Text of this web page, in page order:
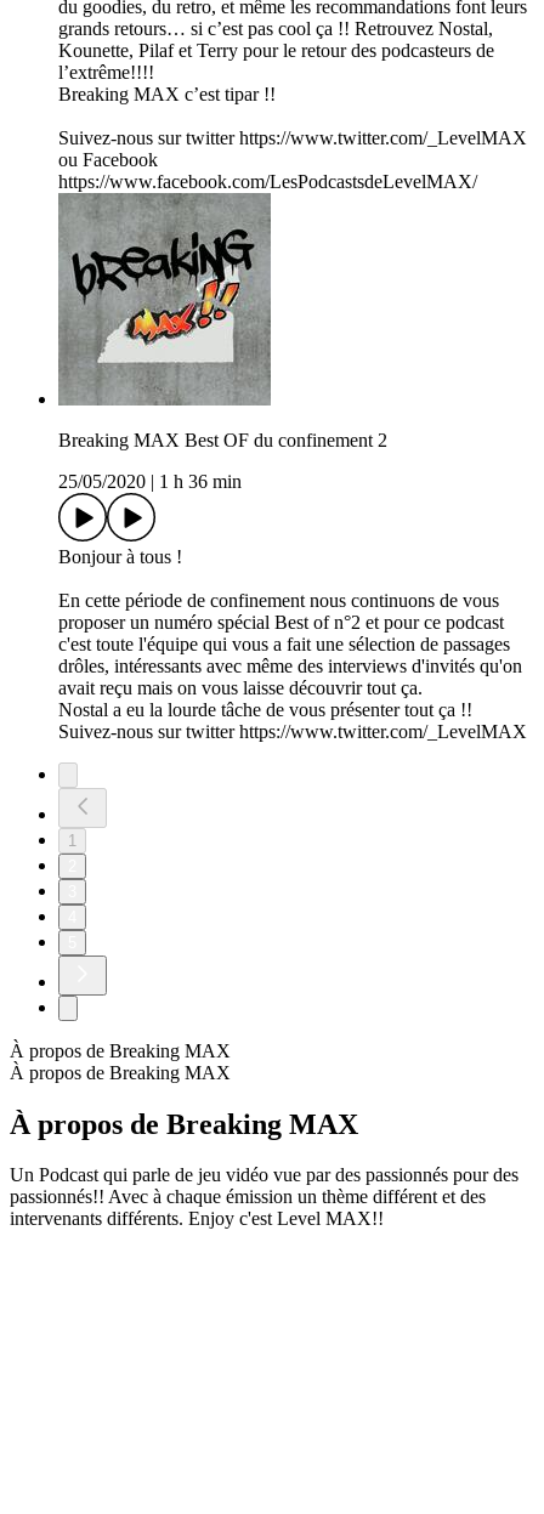
du goodies, du retro, et même les recommandations font leurs
grands retours… si c’est pas cool ça !! Retrouvez Nostal,
Kounette, Pilaf et Terry pour le retour des podcasteurs de
l’extrême!!!!
Breaking MAX c’est tipar !!
Suivez-nous sur twitter https://www.twitter.com/_LevelMAX
ou Facebook
https://www.facebook.com/LesPodcastsdeLevelMAX/
Breaking MAX Best OF du confinement 2
25/05/2020 | 1 h 36 min
Bonjour à tous !
En cette période de confinement nous continuons de vous
proposer un numéro spécial Best of n°2 et pour ce podcast
c'est toute l'équipe qui vous a fait une sélection de passages
drôles, intéressants avec même des interviews d'invités qu'on
avait reçu mais on vous laisse découvrir tout ça.
Nostal a eu la lourde tâche de vous présenter tout ça !!
Suivez-nous sur twitter https://www.twitter.com/_LevelMAX
1
À propos de Breaking MAX
À propos de Breaking MAX
À propos de Breaking MAX
Un Podcast qui parle de jeu vidéo vue par des passionnés pour des
passionnés!! Avec à chaque émission un thème différent et des
intervenants différents. Enjoy c'est Level MAX!!